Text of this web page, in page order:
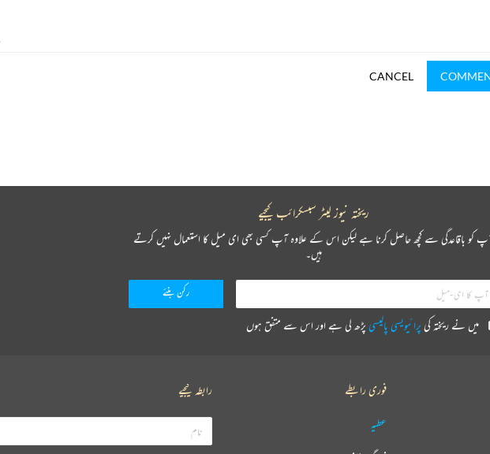
CANCEL
ریختہ نیوز لیٹر سبسکرائب کیجیے
کو باقاعدگی سے کچھ حاصل کرنا ہے لیکن اس کے علاوہ آپ کسی بھی ای میل کا استعمال نہیں کرتے
ہیں۔
میں نے ریختہ کیپرائیویسی پالیسیپڑھ لی ہے اور اس سے متفق ہوں
فوری رابطے
عطیہ
رابطہ کیجیے